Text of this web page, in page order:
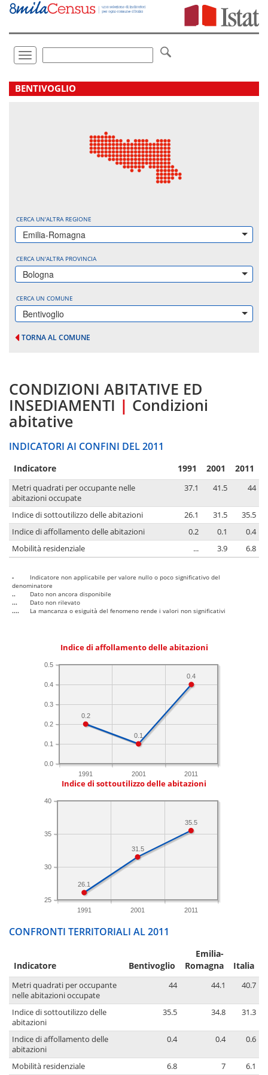
Vai
direttamente
Toggle
navigation
.
BENTIVOGLIO
CERCA UN'ALTRA REGIONE
Emilia-Romagna
CERCA UN'ALTRA PROVINCIA
Bologna
CERCA UN COMUNE
Bentivoglio
TORNA AL COMUNE
CONDIZIONI ABITATIVE ED
INSEDIAMENTI | Condizioni
abitative
INDICATORI AI CONFINI DEL 2011
Indicatore 1991 2001 2011
Metri quadrati per occupante nelle
abitazioni occupate
37.1 41.5 44
Indice di sottoutilizzo delle abitazioni 26.1 31.5
35.5
Indice di affollamento delle abitazioni
0.2 0.1
0.4
Mobilità residenziale
... 3.9 6.8
-
Indicatore non applicabile per valore nullo o poco significativo del
denominatore
..
Dato non ancora disponibile
...
Dato non rilevato
....
La mancanza o esiguità del fenomeno rende i valori non significativi
Indice di affollamento delle abitazioni
1991 2001 2011
0.0
0.1
0.2
0.3
0.4
0.5
0.4
0.1
0.2
Indice di sottoutilizzo delle abitazioni
1991 2001 2011
25
30
35
40
35.5
31.5
26.1
CONFRONTI TERRITORIALI AL 2011
Indicatore Bentivoglio
Emilia-
Romagna
Italia
Metri quadrati per occupante
nelle abitazioni occupate
44 44.1 40.7
Indice di sottoutilizzo delle
abitazioni
35.5 34.8 31.3
Indice di affollamento delle
abitazioni
0.4 0.4 0.6
Mobilità residenziale 6.8 7 6.1